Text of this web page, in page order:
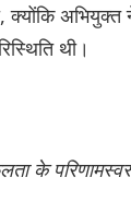
क्योंकि
थी।
के